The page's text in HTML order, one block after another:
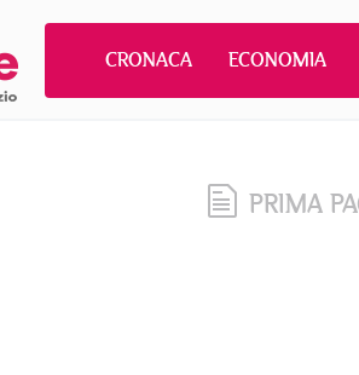
CRONACA ECONOMIA
PRIMA